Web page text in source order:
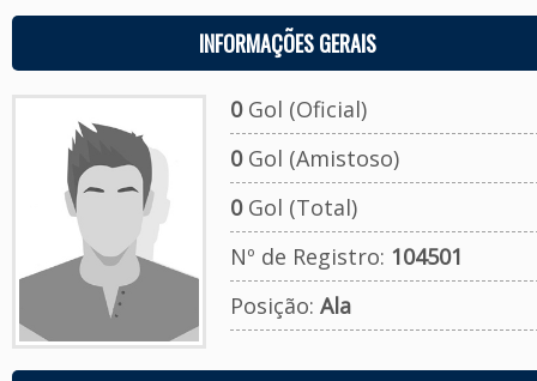
INFORMAÇÕES GERAIS
0Gol (Oficial)
0Gol (Amistoso)
0Gol (Total)
Nº de Registro: 104501
Posição: Ala